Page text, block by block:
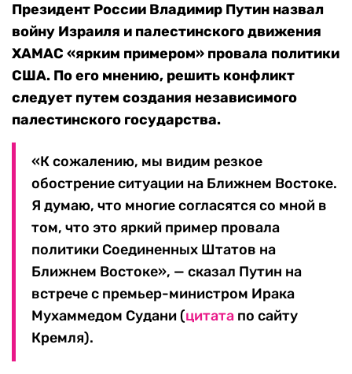
Президент России Владимир Путин назвал
войну Израиля и палестинского движения
ХАМАС «ярким примером» провала политики
США. По его мнению, решить конфликт
следует путем создания независимого
палестинского государства.
«К сожалению, мы видим резкое
обострение ситуации на Ближнем Востоке.
Я думаю, что многие согласятся со мной в
том, что это яркий пример провала
политики Соединенных Штатов на
Ближнем Востоке», — сказал Путин на
встрече с премьер-министром Ирака
Мухаммедом Судани (цитата по сайту
Кремля).